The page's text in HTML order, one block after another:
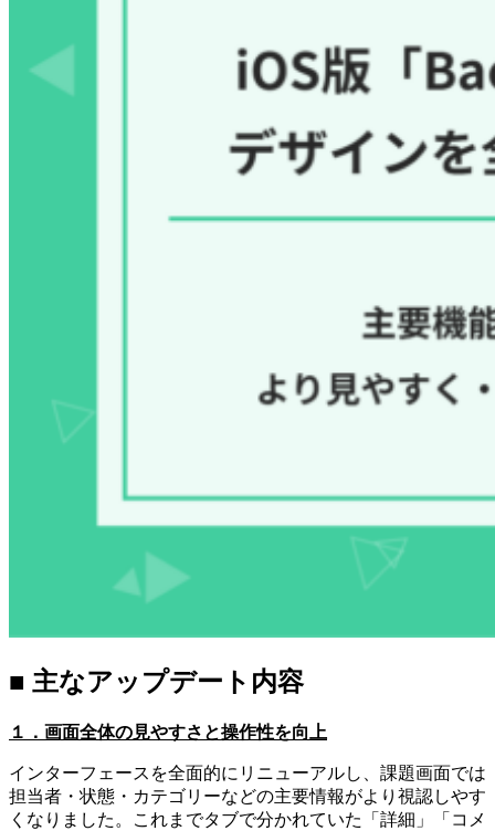
■ 主なアップデート内容
１．画面全体の見やすさと操作性を向上
インターフェースを全面的にリニューアルし、課題画面では
担当者・状態・カテゴリーなどの主要情報がより視認しやす
くなりました。これまでタブで分かれていた「詳細」「コメ